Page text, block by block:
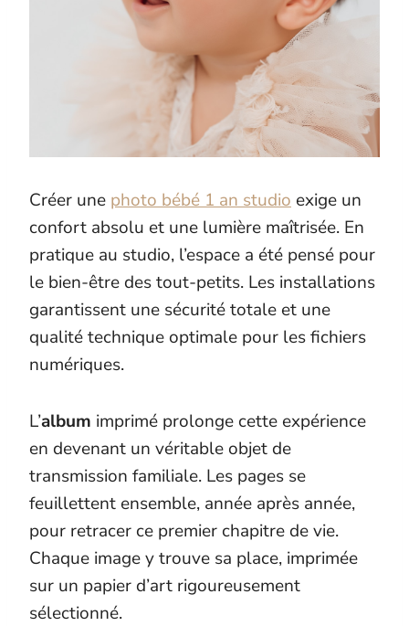
Créer une photo bébé 1 an studio exige un
confort absolu et une lumière maîtrisée. En
pratique au studio, l’espace a été pensé pour
le bien-être des tout-petits. Les installations
garantissent une sécurité totale et une
qualité technique optimale pour les fichiers
numériques.
L’album imprimé prolonge cette expérience
en devenant un véritable objet de
transmission familiale. Les pages se
feuillettent ensemble, année après année,
pour retracer ce premier chapitre de vie.
Chaque image y trouve sa place, imprimée
sur un papier d’art rigoureusement
sélectionné.